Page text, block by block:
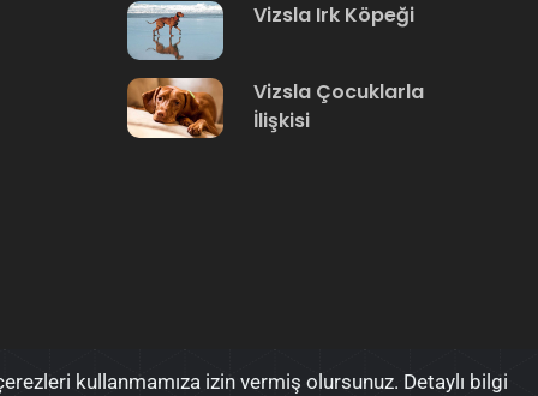
Vizsla Irk Köpeği
Vizsla Çocuklarla
İlişkisi
kullanmamıza izin vermiş olursunuz. Detaylı bilgi